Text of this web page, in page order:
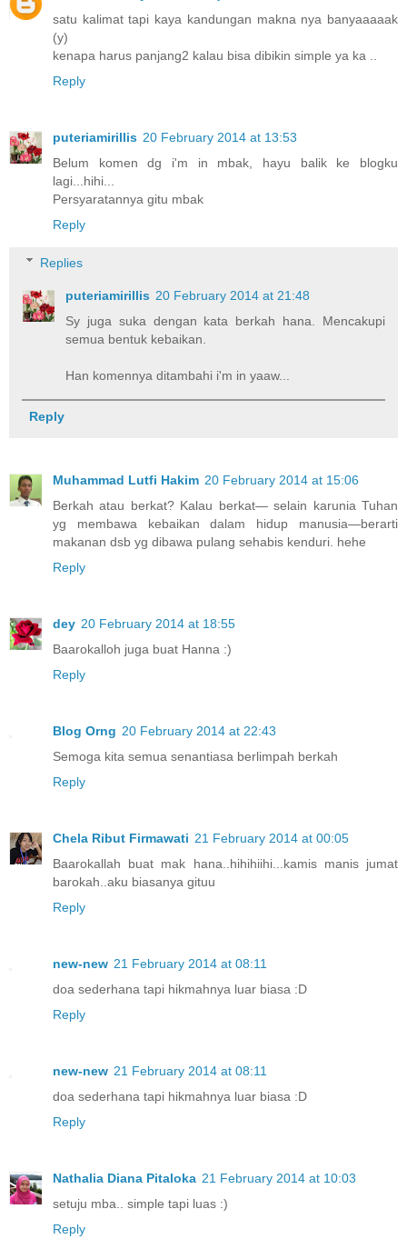
satu kalimat tapi kaya kandungan makna nya banyaaaaak
(y)
kenapa harus panjang2 kalau bisa dibikin simple ya ka ..
Reply
puteriamirillis 20 February 2014 at 13:53
Belum komen dg i'm in mbak, hayu balik ke blogku
lagi...hihi...
Persyaratannya gitu mbak
Reply
Replies
puteriamirillis 20 February 2014 at 21:48
Sy juga suka dengan kata berkah hana. Mencakupi
semua bentuk kebaikan.
Han komennya ditambahi i'm in yaaw...
Reply
Muhammad Lutfi Hakim 20 February 2014 at 15:06
Berkah atau berkat? Kalau berkat— selain karunia Tuhan
yg membawa kebaikan dalam hidup manusia—berarti
makanan dsb yg dibawa pulang sehabis kenduri. hehe
Reply
dey 20 February 2014 at 18:55
Baarokalloh juga buat Hanna :)
Reply
Blog Orng 20 February 2014 at 22:43
Semoga kita semua senantiasa berlimpah berkah
Reply
Chela Ribut Firmawati 21 February 2014 at 00:05
Baarokallah buat mak hana..hihihiihi...kamis manis jumat
barokah..aku biasanya gituu
Reply
new-new 21 February 2014 at 08:11
doa sederhana tapi hikmahnya luar biasa :D
Reply
new-new 21 February 2014 at 08:11
doa sederhana tapi hikmahnya luar biasa :D
Reply
Nathalia Diana Pitaloka 21 February 2014 at 10:03
setuju mba.. simple tapi luas :)
Reply